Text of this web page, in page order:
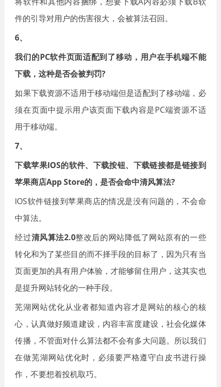
件的引导对用户的伤害很大，会被算法召回。
6、
我们的PC软件页面适配到了移动，用户在手机端不能
下载，这种是否会被判罚?
如果下载资源不适用于移动端但是适配到了移动端，必
须在页面中提示用户该页面下载内容是PC端资源不适
用于移动端。
7、
下载苹果IOS的软件、下载按钮、下载链接都是链接到
苹果商店App Store的，是否会命中清风算法?
IOS软件链接到苹果商店的情况是没有问题的，不会命
中算法。
经过清风算法2.0整改后的网站降低了网站原有的一些
转化和为了某些目的而不择手段的目标了，因为只有当
页面更加的具有用户体验，才能够留住用户，这其实也
是提升网站转化的一种手段。
芜湖网站优化从业者都知道内容才是网站的核心的核
心，认真做好频道建设，内容丰富度建设，社会化媒体
传播，不管面对什么算法都不会有多大问题。所以我们
在做芜湖网站优化时，必须要严格遵守白皮书进行操
作，不要想着投机取巧。